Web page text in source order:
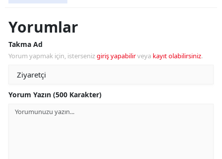
Yorumlar
Takma Ad
Yorum yapmak için, istersenizgiriş yapabilirveya kayıt olabilirsiniz.
Yorum Yazın (500 Karakter)